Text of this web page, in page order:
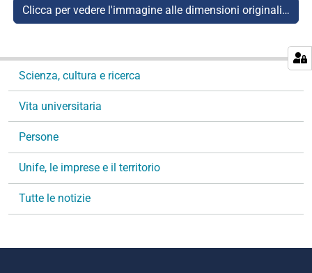
Clicca per vedere l'immagine alle dimensioni originali…
i
a
i
n
Scienza, cultura e ricerca
Vita universitaria
Persone
Unife, le imprese e il territorio
Tutte le notizie